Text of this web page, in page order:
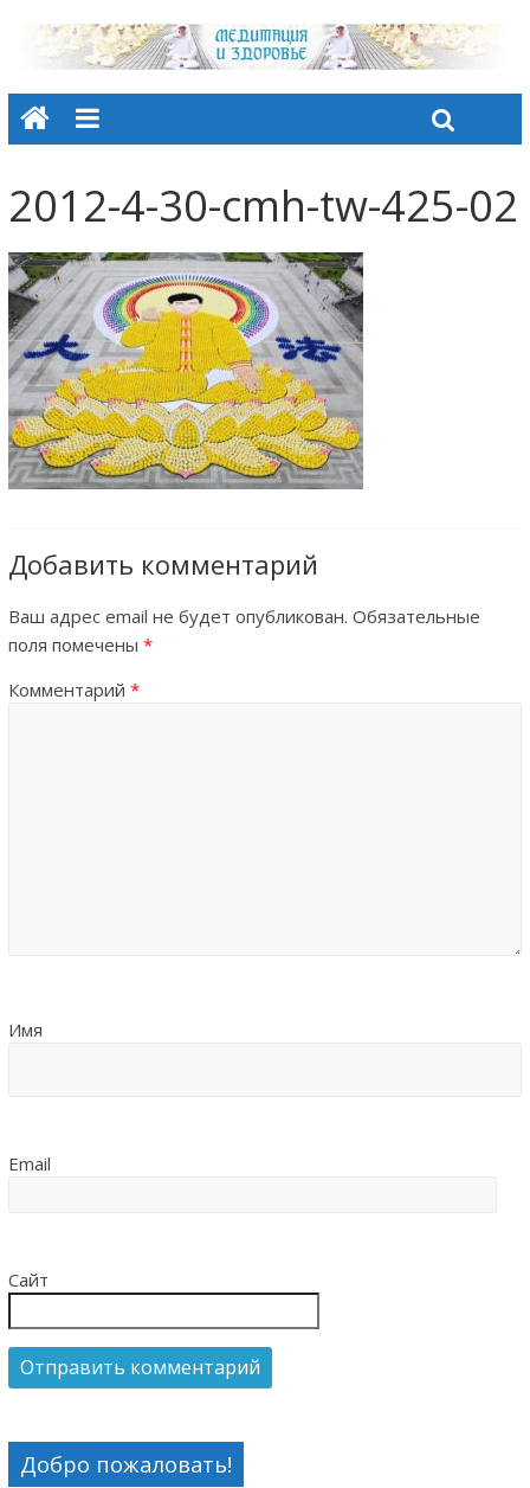
2012-4-30-cmh-tw-425-02
Добавить комментарий
Ваш адрес email не будет опубликован. Обязательные
поля помечены *
Комментарий *
Имя
Email
Сайт
Добро пожаловать!